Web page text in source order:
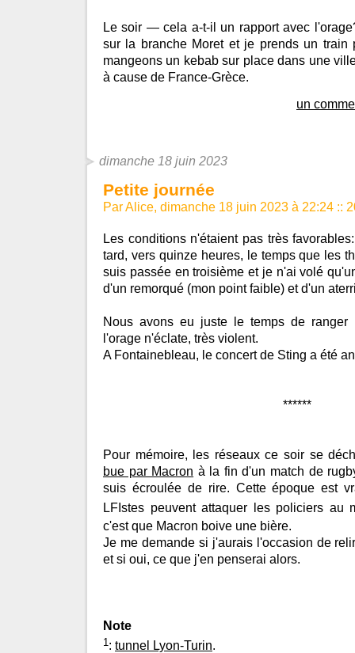
Le soir — cela a-t-il un rapport avec
sur la branche Moret et je prends un train
mangeons un kebab sur place dans une
à cause de France-Grèce.
un
dimanche 18 juin 2023
Petite journée
Par Alice, dimanche 18 juin 2023 à 22:24 ::
Les conditions n'étaient pas très
tard, vers quinze heures, le temps que les
suis passée en troisième et je n'ai volé
d'un remorqué (mon point faible) et d'un
Nous avons eu juste le temps de ranger
l'orage n'éclate, très violent.
A Fontainebleau, le concert de Sting a été
******
Pour mémoire, les réseaux ce soir se
bue par Macron à la fin d'un match de
suis écroulée de rire. Cette époque est
LFIstes peuvent attaquer les policiers au
c'est que Macron boive une bière.
Je me demande si j'aurais l'occasion de
et si oui, ce que j'en penserai alors.
Note
1 : tunnel Lyon-Turin.